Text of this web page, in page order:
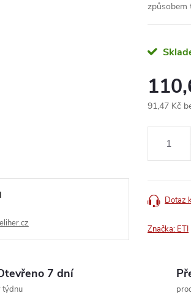
způsobem
91,47 Kč
Dotaz
Značka: ETI
7 dní
týdnu